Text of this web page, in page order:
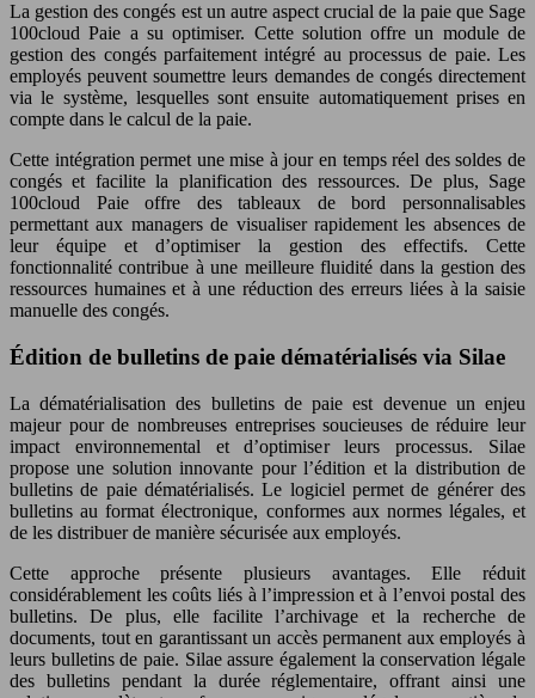
La gestion des congés est un autre aspect crucial de la paie que Sage
100cloud Paie a su optimiser. Cette solution offre un module de
gestion des congés parfaitement intégré au processus de paie. Les
employés peuvent soumettre leurs demandes de congés directement
via le système, lesquelles sont ensuite automatiquement prises en
compte dans le calcul de la paie.
Cette intégration permet une mise à jour en temps réel des soldes de
congés et facilite la planification des ressources. De plus, Sage
100cloud Paie offre des tableaux de bord personnalisables
permettant aux managers de visualiser rapidement les absences de
leur équipe et d’optimiser la gestion des effectifs. Cette
fonctionnalité contribue à une meilleure fluidité dans la gestion des
ressources humaines et à une réduction des erreurs liées à la saisie
manuelle des congés.
Édition de bulletins de paie dématérialisés via Silae
La dématérialisation des bulletins de paie est devenue un enjeu
majeur pour de nombreuses entreprises soucieuses de réduire leur
impact environnemental et d’optimiser leurs processus. Silae
propose une solution innovante pour l’édition et la distribution de
bulletins de paie dématérialisés. Le logiciel permet de générer des
bulletins au format électronique, conformes aux normes légales, et
de les distribuer de manière sécurisée aux employés.
Cette approche présente plusieurs avantages. Elle réduit
considérablement les coûts liés à l’impression et à l’envoi postal des
bulletins. De plus, elle facilite l’archivage et la recherche de
documents, tout en garantissant un accès permanent aux employés à
leurs bulletins de paie. Silae assure également la conservation légale
des bulletins pendant la durée réglementaire, offrant ainsi une